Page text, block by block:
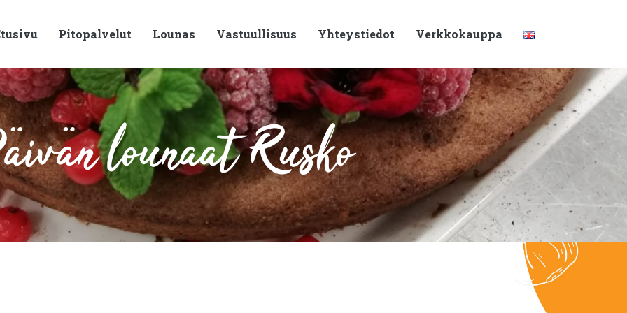
Pitopalvelut Lounas Vastuullisuus Yhteystiedot Verkkokauppa
lounaat Rusko